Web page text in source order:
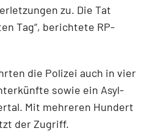
zu. Die Tat
Tag“, berichtete RP-
die Polizei auch in vier
sowie ein Asyl-
Mit mehreren Hundert
der Zugriff.